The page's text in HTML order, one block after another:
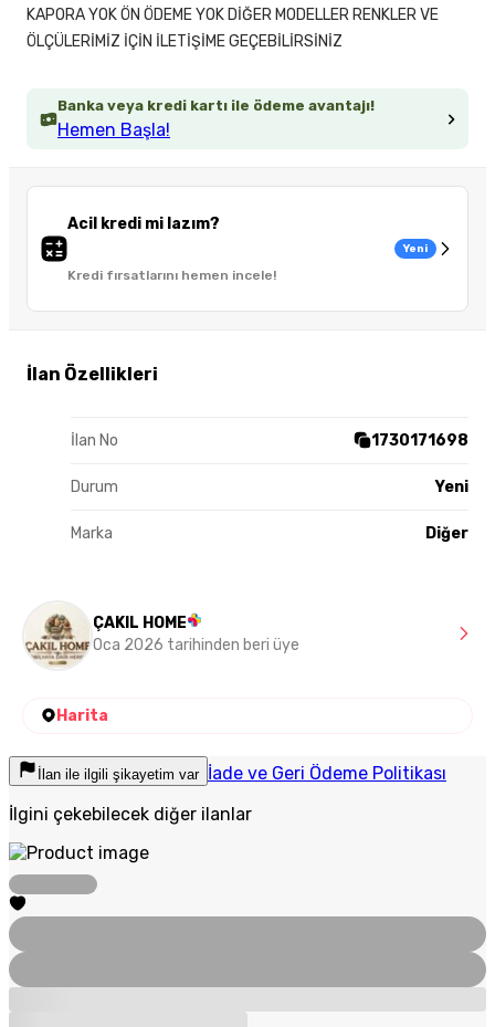
Banka veya kredi kartı ile ödeme avantajı!
Hemen Başla!
Acil kredi mi lazım?
Kredi fırsatlarını hemen incele!
Yeni
İlan Özellikleri
İlan No 1730171698
Durum Yeni
Marka Diğer
KAPORA YOK ÖN ÖDEME YOK DİĞER MODELLER RENKLER VE
ÖLÇÜLERİMİZ İÇİN İLETİŞİME GEÇEBİLİRSİNİZ
ÇAKIL HOME
Oca 2026 tarihinden beri üye
Harita
İlan ile ilgili şikayetim var İade ve Geri Ödeme Politikası
İlgini çekebilecek diğer ilanlar